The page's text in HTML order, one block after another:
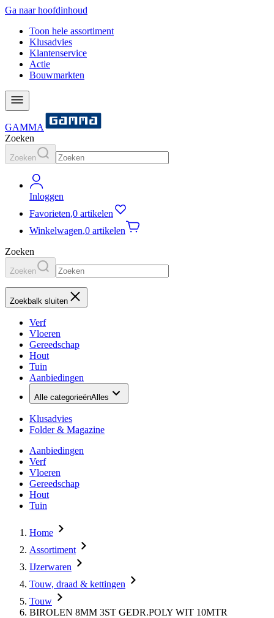
Ga naar hoofdinhoud
Toon hele assortiment
Klusadvies
Klantenservice
Actie
Bouwmarkten
GAMMA
Zoeken
Zoeken
Inloggen
Favorieten,0 artikelen
Winkelwagen,0 artikelen
Zoeken
Zoeken
Zoekbalk sluiten
Verf
Vloeren
Gereedschap
Hout
Tuin
Aanbiedingen
Alle categorieënAlles
Klusadvies
Folder & Magazine
Aanbiedingen
Verf
Vloeren
Gereedschap
Hout
Tuin
Home
Assortiment
IJzerwaren
Touw, draad & kettingen
Touw
BIROLEN 8MM 3ST GEDR.POLY WIT 10MTR